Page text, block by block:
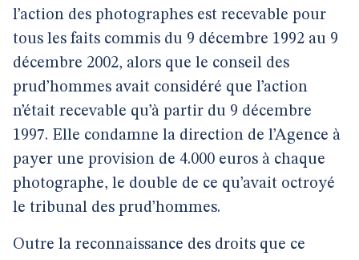
l’action des photographes est recevable pour
tous les faits commis du 9 décembre 1992 au 9
décembre 2002, alors que le conseil des
prud’hommes avait considéré que l’action
n’était recevable qu’à partir du 9 décembre
1997. Elle condamne la direction de l’Agence à
payer une provision de 4.000 euros à chaque
photographe, le double de ce qu’avait octroyé
le tribunal des prud’hommes.
Outre la reconnaissance des droits que ce